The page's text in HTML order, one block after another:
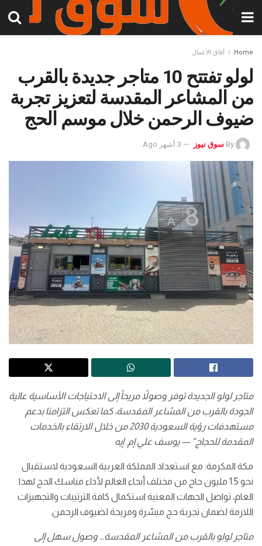
Home آفاق الأعمال
لولو تفتتح 10 متاجر جديدة بالقرب
من المشاعر المقدسة لتعزيز تجربة
ضيوف الرحمن خلال موسم الحج
By سوق نيوز 3 أشهر Ago
متاجر لولوالجديدة توفر وصولاً مريحاً إلى الاحتياجات الأساسية عالية
الجودة بالقرب من المشاعر المقدسة، كما تعكس التزامنا بدعم
مستهدفات رؤية السعودية 2030 من خلال الارتقاء بالخدمات
المقدمة للحجاج” — يوسف علي إم. إيه
مكة المكرمة: مع استعداد المملكة العربية السعودية لاستقبال
نحو 1.5 مليون حاج من مختلف أنحاء العالم لأداء مناسك الحج لهذا
العام، تواصل الجهات المعنية استكمال كافة الترتيبات والتجهيزات
اللازمة لضمان تجربة حج ميسّرة ومريحة لضيوف الرحمن.
متاجر لولو بالقرب من المشاعر المقدسة… وصول سهل إلى